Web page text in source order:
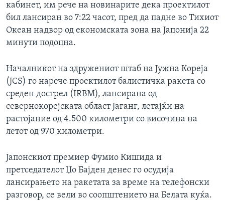
кабинет, им рече на новинарите дека проектилот
бил лансиран во 7:22 часот, пред да падне во Тихиот
Океан надвор од економската зона на Јапонија 22
минути подоцна.
Началникот на здружениот штаб на Јужна Кореја
(JCS) го нарече проектилот балистичка ракета со
среден дострел (IRBM), лансирана од
севернокорејската област Јаганг, летајќи на
растојание од 4.500 километри со височина на
летот од 970 километри.
Јапонскиот премиер Фумио Кишида и
претседателот Џо Бајден денес го осудија
лансирањето на ракетата за време на телефонски
разговор, се вели во соопштението на Белата куќа.